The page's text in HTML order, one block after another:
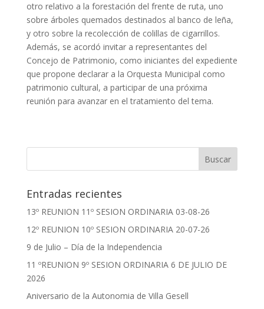
otro relativo a la forestación del frente de ruta, uno
sobre árboles quemados destinados al banco de leña,
y otro sobre la recolección de colillas de cigarrillos.
Además, se acordó invitar a representantes del
Concejo de Patrimonio, como iniciantes del expediente
que propone declarar a la Orquesta Municipal como
patrimonio cultural, a participar de una próxima
reunión para avanzar en el tratamiento del tema.
Entradas recientes
13º REUNION 11º SESION ORDINARIA 03-08-26
12º REUNION 10º SESION ORDINARIA 20-07-26
9 de Julio – Día de la Independencia
11 ºREUNION 9º SESION ORDINARIA 6 DE JULIO DE
2026
Aniversario de la Autonomia de Villa Gesell